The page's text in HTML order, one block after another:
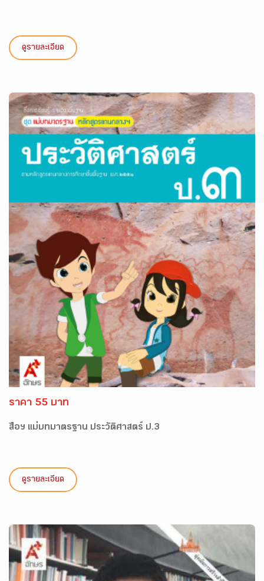
ดูรายละเอียด
ราคา 55 บาท
สื่อฯ แม่บทมาตรฐาน ประวัติศาสตร์ ป.3
ดูรายละเอียด